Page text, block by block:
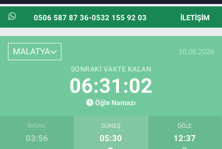
0506 587 87 36-0532 155 92 03 İLETIŞIM
MALATYA 10.08.2026
SONRAKI VAKTE KALAN
06:31:02
Öğle Namazı
İMSAK
03:56
GÜNEŞ
05:30
ÖĞLE
12:37